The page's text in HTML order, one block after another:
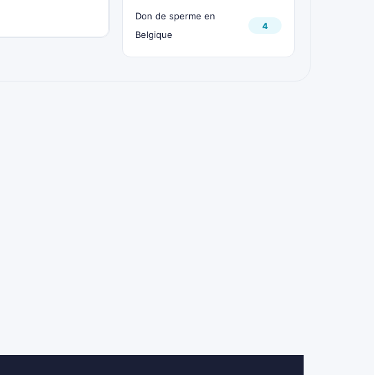
Don de sperme en
Belgique
4